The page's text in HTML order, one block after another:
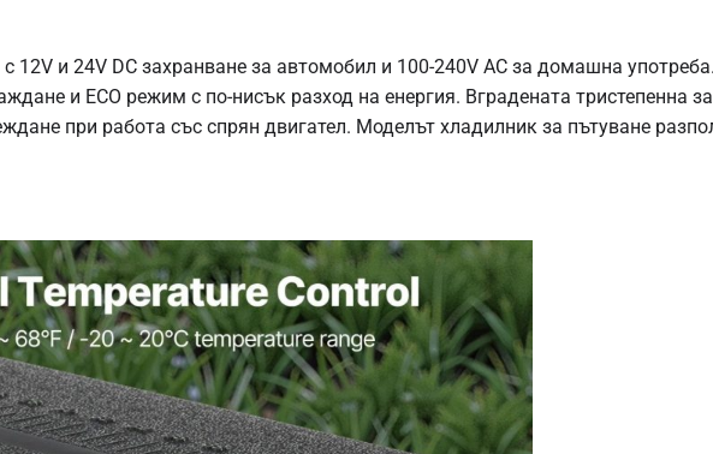
12V и 24V DC захранване за автомобил и 100-240V AC за домашна
и ECO режим с по-нисък разход на енергия. Вградената тристепенна
при работа със спрян двигател. Моделът хладилник за пътуване